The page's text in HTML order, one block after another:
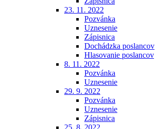
23. 11. 2022
Pozvánka
Uznesenie
Zápisnica
Dochádzka poslancov
Hlasovanie poslancov
8. 11. 2022
Pozvánka
Uznesenie
29. 9. 2022
Pozvánka
Uznesenie
Zápisnica
25. 8. 2022